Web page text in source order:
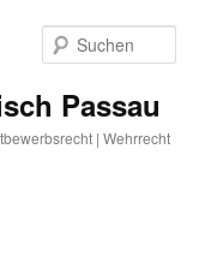
Passau
| Wehrrecht